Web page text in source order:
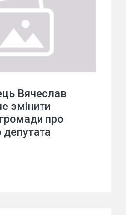
Вячеслав
змінити
про
депутата